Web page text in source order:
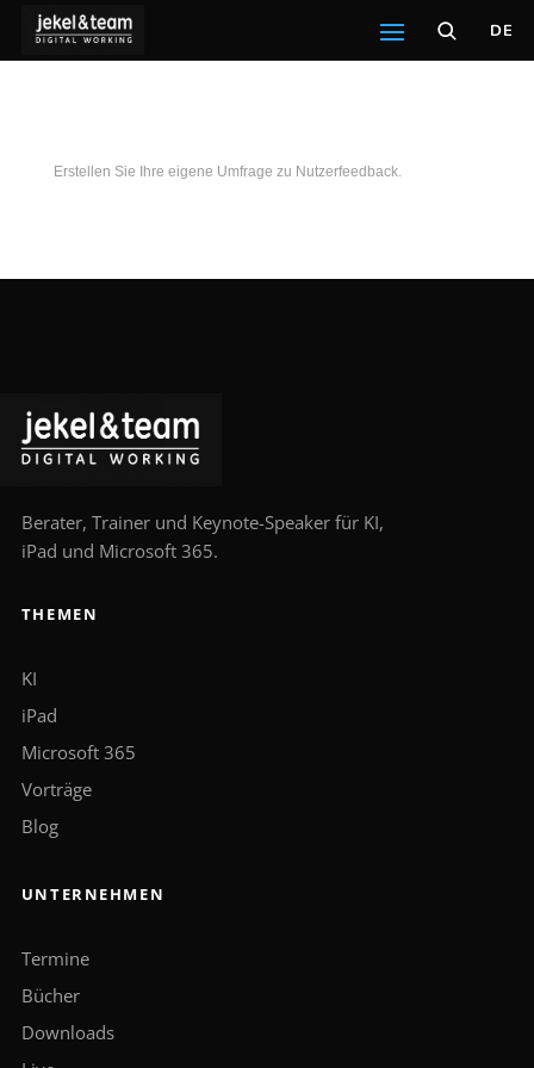
DE
Erstellen Sie Ihre eigene Umfrage zu Nutzerfeedback.
Berater, Trainer und Keynote-Speaker für KI,
iPad und Microsoft 365.
THEMEN
KI
iPad
Microsoft 365
Vorträge
Blog
UNTERNEHMEN
Termine
Bücher
Downloads